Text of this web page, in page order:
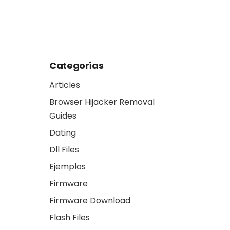
Categorías
Articles
Browser Hijacker Removal
Guides
Dating
Dll Files
Ejemplos
Firmware
Firmware Download
Flash Files